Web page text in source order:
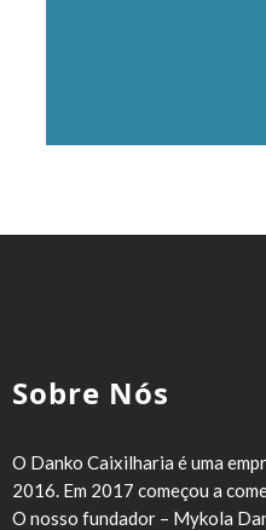
Sobre Nós
O Danko Caixilharia é uma
2016. Em 2017 começou a
O nosso fundador – Mykola